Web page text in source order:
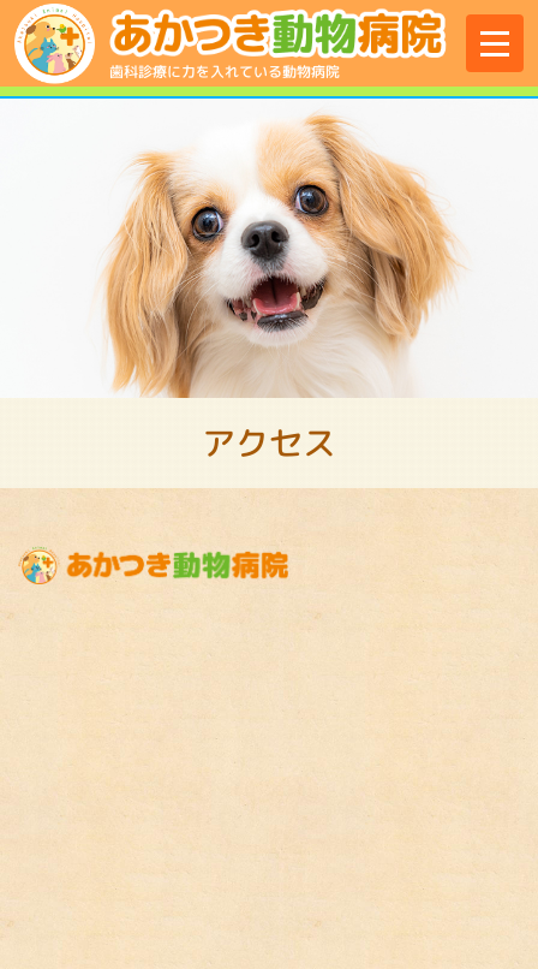
歯科診療に力を入れている動物病院
menu
アクセス